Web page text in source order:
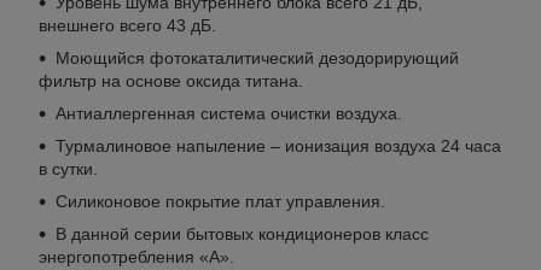
внешнего всего 43 дБ.
Моющийся фотокаталитический дезодорирующий
фильтр на основе оксида титана.
Антиаллергенная система очистки воздуха.
Турмалиновое напыление – ионизация воздуха 24 часа
в сутки.
Силиконовое покрытие плат управления.
В данной серии бытовых кондиционеров класс
энергопотребления «А».